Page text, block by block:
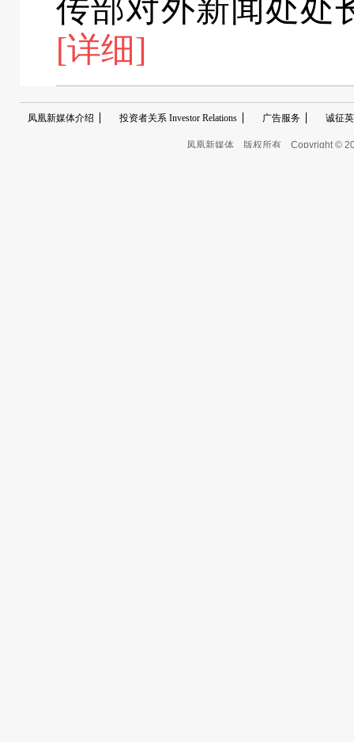
传部对外新闻处处
[详细]
凤凰新媒体介绍 投资者关系 Investor Relations 广告服务 诚征
凤凰新媒体 版权所有 Copyright ©